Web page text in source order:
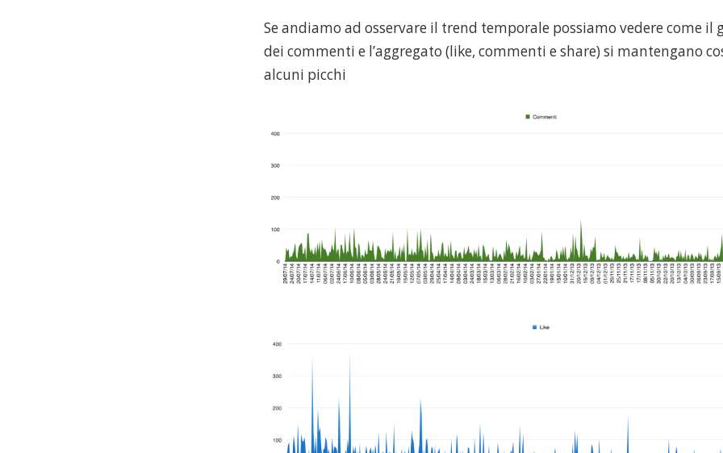
Se andiamo ad osservare il trend temporale possiamo vedere come il
dei commenti e l’aggregato (like, commenti e share) si mantengano
alcuni picchi